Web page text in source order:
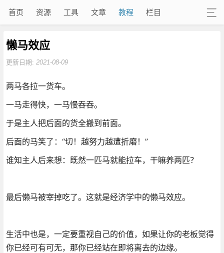
首页 资源 工具 文章 教程 栏目
懒马效应
更新日期: 2021-08-09
两马各拉一货车。
一马走得快，一马慢吞吞。
于是主人把后面的货全搬到前面。
后面的马笑了：“切！越努力越遭折磨！”
谁知主人后来想：既然一匹马就能拉车，干嘛养两匹？
最后懒马被宰掉吃了。这就是经济学中的懒马效应。
生活中也是，一定要重视自己的价值，如果让你的老板觉得
你已经可有可无，那你已经站在即将离去的边缘。